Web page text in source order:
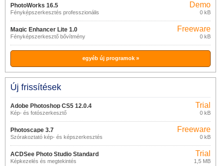
PhotoWorks 16.5
Fényképszerkesztés professzionális
funkciókkal
Demo
0 kB
Magic Enhancer Lite 1.0
Fényképszerkesztő bővítmény
Freeware
0 kB
egyéb új programok »
Új frissítések
Adobe Photoshop CS5 12.0.4
Kép- és fotószerkesztő
Trial
0 kB
Photoscape 3.7
Szórakoztató kép- és képszerkesztés
Freeware
0 kB
ACDSee Photo Studio Standard
2021
Képkezelés és megtekintés
Trial
1,5 MB